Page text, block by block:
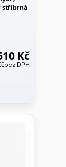
stříbrná
Kč
bez DPH